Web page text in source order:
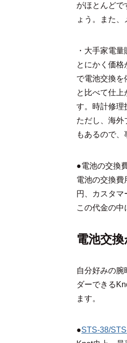
がほとんどで
ょう。また
・大手家電
とにかく価
で電池交換を
と比べて仕上
す。時計修理
ただし、海外
もあるので、
●電池の交換
電池の交換費
円、カスタマ
この代金の中
電池交
自分好みの
ダーできる
ます。
●STS-38/